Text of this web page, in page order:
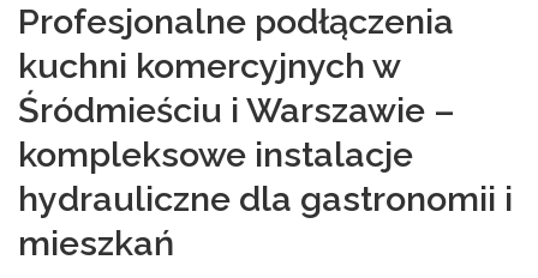
Profesjonalne podłączenia
kuchni komercyjnych w
Śródmieściu i Warszawie –
kompleksowe instalacje
hydrauliczne dla gastronomii i
mieszkań